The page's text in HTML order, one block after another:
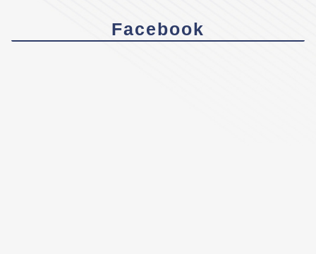
Facebook